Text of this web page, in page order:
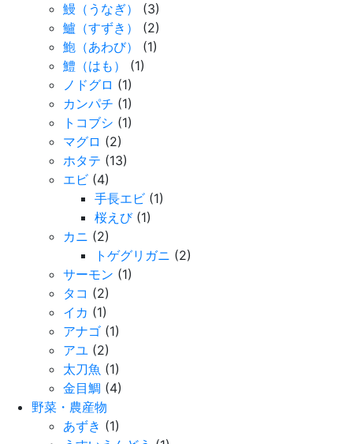
鰻（うなぎ）
(3)
鱸（すずき）
(2)
鮑（あわび）
(1)
鱧（はも）
(1)
ノドグロ (1)
カンパチ (1)
トコブシ (1)
マグロ (2)
ホタテ (13)
エビ (4)
手長エビ (1)
桜えび(1)
カニ (2)
トゲグリガニ (2)
サーモン (1)
タコ (2)
イカ (1)
アナゴ (1)
アユ (2)
太刀魚 (1)
金目鯛 (4)
野菜・農産物
あずき (1)